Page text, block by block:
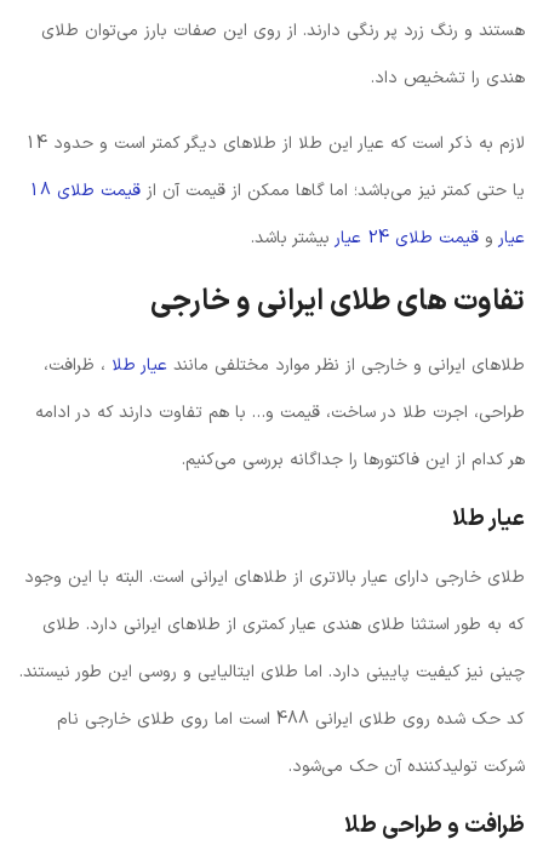
هستند و رنگ زرد پر رنگی دارند. از روی این صفات بارز می‌توان طلای
هندی را تشخیص داد.
لازم به ذکر است که عیار این طلا از طلاهای دیگر کمتر است و حدود 14
یا حتی کمتر نیز می‌باشد؛ اما گاها ممکن از قیمت آن از
قیمت طلای 18
عیارو قیمت طلای 24 عیار بیشتر باشد.
تفاوت های طلای ایرانی و خارجی
طلاهای ایرانی و خارجی از نظر موارد مختلفی مانند عیار طلا ، ظرافت،
طراحی، اجرت طلا در ساخت، قیمت و… با هم تفاوت دارند که در ادامه
هر کدام از این فاکتورها را جداگانه بررسی می‌کنیم.
عیار طلا
طلای خارجی دارای عیار بالاتری از طلاهای ایرانی است. البته با این وجود
که به طور استثنا طلای هندی عیار کمتری از طلاهای ایرانی دارد. طلای
چینی نیز کیفیت پایینی دارد. اما طلای ایتالیایی و روسی این طور نیستند.
کد حک شده روی طلای ایرانی 488 است اما روی طلای خارجی نام
شرکت تولیدکننده آن حک می‌شود.
ظرافت و طراحی طلا